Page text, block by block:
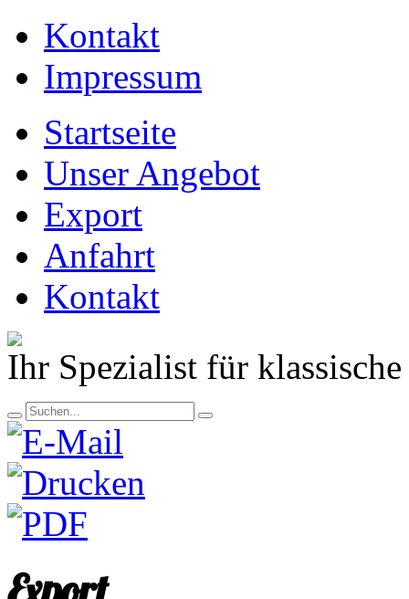
Kontakt
Impressum
Startseite
Unser Angebot
Export
Anfahrt
Kontakt
Ihr Spezialist für